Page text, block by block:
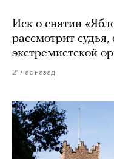
Иск о снятии
рассмотрит
экстремистской
21 час назад